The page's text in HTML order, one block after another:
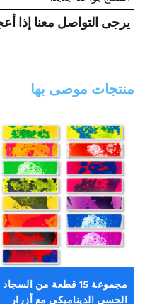
يرجى التواصل معنا إذا
منتجات موصى بها
مجموعة 15 قطعة من السجاد
الحسي الديناميكي مع أزرار